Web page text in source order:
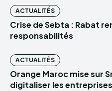
ACTUALITÉS
Crise de Sebta : Rabat
responsabilités
ACTUALITÉS
Orange Maroc mise sur
digitaliser les entreprises